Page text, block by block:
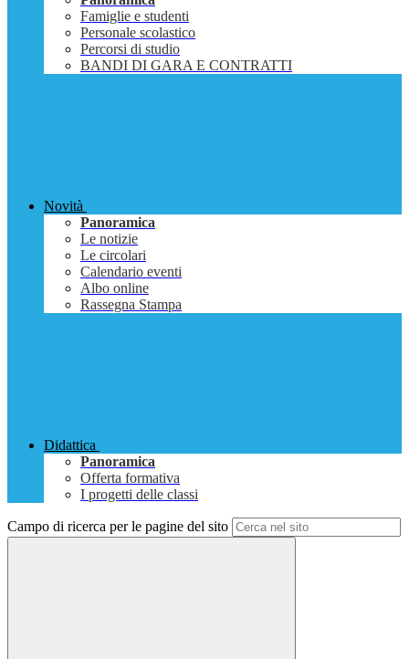
Famiglie e studenti
Personale scolastico
Percorsi di studio
BANDI DI GARA E CONTRATTI
Novità
Panoramica
Le notizie
Le circolari
Calendario eventi
Albo online
Rassegna Stampa
Didattica
Panoramica
Offerta formativa
I progetti delle classi
Campo di ricerca per le pagine del sito